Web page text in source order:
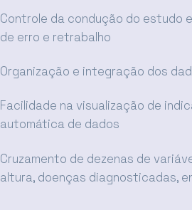
Controle da condução do estudo
de erro e retrabalho
Organização e integração dos
Facilidade na visualização de
automática de dados
Cruzamento de dezenas de
altura, doenças diagnosticadas,